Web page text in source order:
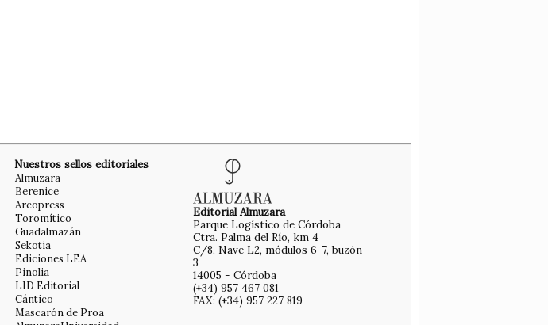
Nuestros sellos editoriales
Almuzara
Berenice
Arcopress
Toromítico
Guadalmazán
Sekotia
Ediciones LEA
Pinolia
LID Editorial
Cántico
Mascarón de Proa
Editorial Almuzara
Parque Logístico de Córdoba
Ctra. Palma del Río, km 4
C/8, Nave L2, módulos 6-7, buzón
3
14005 - Córdoba
(+34) 957 467 081
FAX: (+34) 957 227 819